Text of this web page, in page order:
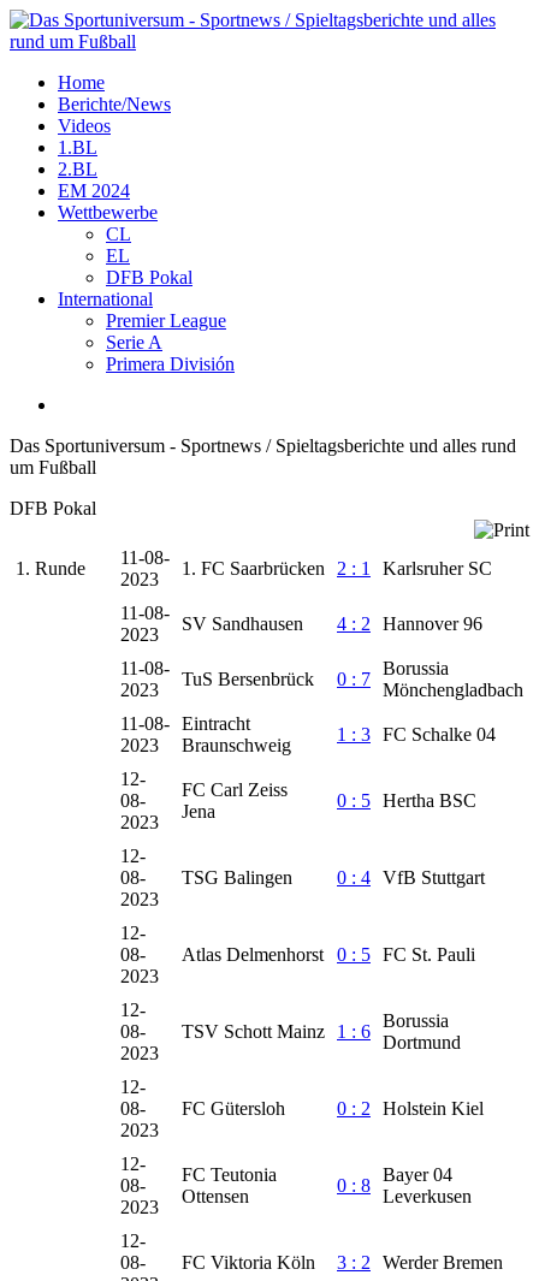
Home
Berichte/News
Videos
1.BL
2.BL
EM 2024
Wettbewerbe
CL
EL
DFB Pokal
International
Premier League
Serie A
Primera División
Das Sportuniversum - Sportnews / Spieltagsberichte und alles rund
um Fußball
DFB Pokal
1. Runde
11-08-
2023
1. FC Saarbrücken 2 : 1 Karlsruher SC
11-08-
2023
SV Sandhausen 4 : 2 Hannover 96
11-08-
2023
TuS Bersenbrück 0 : 7
Borussia
Mönchengladbach
11-08-
2023
Eintracht
Braunschweig
1 : 3 FC Schalke 04
12-
08-
2023
FC Carl Zeiss
Jena
0 : 5 Hertha BSC
12-
08-
2023
TSG Balingen 0 : 4 VfB Stuttgart
12-
08-
2023
Atlas Delmenhorst 0 : 5 FC St. Pauli
12-
08-
2023
TSV Schott Mainz 1 : 6
Borussia
Dortmund
12-
08-
2023
FC Gütersloh 0 : 2 Holstein Kiel
12-
08-
2023
FC Teutonia
Ottensen
0 : 8
Bayer 04
Leverkusen
12-
08-
FC Viktoria Köln 3 : 2 Werder Bremen